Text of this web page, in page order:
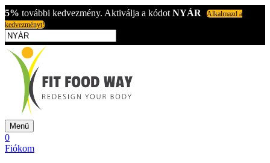
5% további kedvezmény. Aktiválja a kódot NYÁR
Alkalmazd a
kedvezményt!
Menü
0
Fiókom